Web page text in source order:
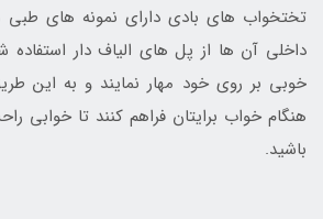
تختخواب های بادی دارای نمونه های طبی
داخلی آن ها از پل های الیاف دار استفاده
خوبی بر روی خود مهار نمایند و به این
هنگام خواب برایتان فراهم کنند تا
باشید.